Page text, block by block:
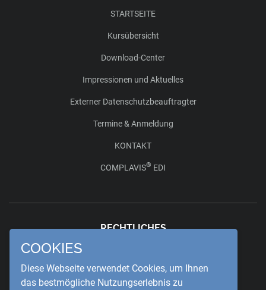
COOKIES
Diese Webseite verwendet Cookies, um Ihnen
das bestmögliche Nutzungserlebnis zu
STARTSEITE
Kursübersicht
Download-Center
Impressionen und Aktuelles
Externer Datenschutzbeauftragter
Termine & Anmeldung
KONTAKT
COMPLAVIS® EDI
RECHTLICHES
Datenschutzerklärung
Allgemeine Geschäftsbedingungen